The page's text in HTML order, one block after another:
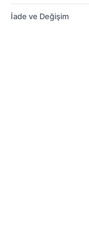
İade ve Değişim